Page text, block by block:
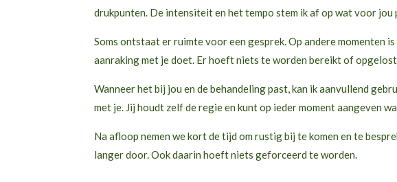
drukpunten. De intensiteit en het tempo stem ik af op wat voor
Soms ontstaat er ruimte voor een gesprek. Op andere momenten
aanraking met je doet. Er hoeft niets te worden bereikt of
Wanneer het bij jou en de behandeling past, kan ik aanvullend
met je. Jij houdt zelf de regie en kunt op ieder moment aangeven
Na afloop nemen we kort de tijd om rustig bij te komen en te
langer door. Ook daarin hoeft niets geforceerd te worden.